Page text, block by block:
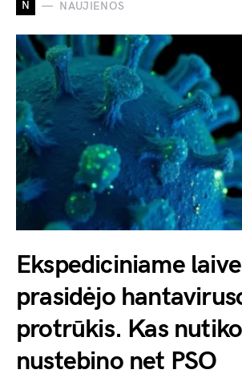
N NAUJIENOS
Ekspediciniame laive
prasidėjo
protrūkis. Kas
nustebino net PSO